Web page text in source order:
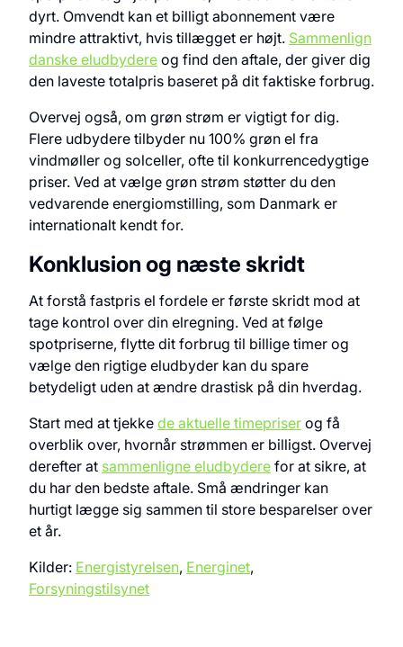
dyrt. Omvendt kan et billigt abonnement være
mindre attraktivt, hvis tillægget er højt. Sammenlign
danske eludbydere og find den aftale, der giver dig
den laveste totalpris baseret på dit faktiske forbrug.
Overvej også, om grøn strøm er vigtigt for dig.
Flere udbydere tilbyder nu 100% grøn el fra
vindmøller og solceller, ofte til konkurrencedygtige
priser. Ved at vælge grøn strøm støtter du den
vedvarende energiomstilling, som Danmark er
internationalt kendt for.
Konklusion og næste skridt
At forstå fastpris el fordele er første skridt mod at
tage kontrol over din elregning. Ved at følge
spotpriserne, flytte dit forbrug til billige timer og
vælge den rigtige eludbyder kan du spare
betydeligt uden at ændre drastisk på din hverdag.
Start med at tjekke de aktuelle timepriser og få
overblik over, hvornår strømmen er billigst. Overvej
derefter at sammenligne eludbydere for at sikre, at
du har den bedste aftale. Små ændringer kan
hurtigt lægge sig sammen til store besparelser over
et år.
Kilder: Energistyrelsen, Energinet,
Forsyningstilsynet